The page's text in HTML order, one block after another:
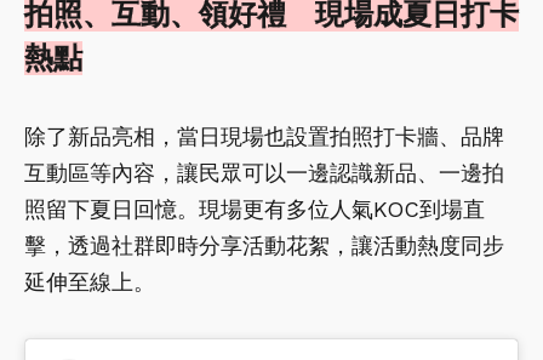
拍照、互動、領好禮 現場成夏日打卡
熱點
除了新品亮相，當日現場也設置拍照打卡牆、品牌
互動區等內容，讓民眾可以一邊認識新品、一邊拍
照留下夏日回憶。現場更有多位人氣KOC到場直
擊，透過社群即時分享活動花絮，讓活動熱度同步
延伸至線上。